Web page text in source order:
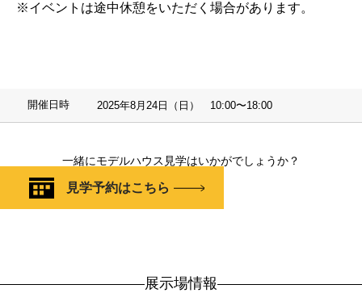
※イベントは途中休憩をいただく場合があります。
開催日時 2025年8月24日（日） 10:00〜18:00
一緒にモデルハウス見学はいかがでしょうか？
見学予約はこちら
展示場情報